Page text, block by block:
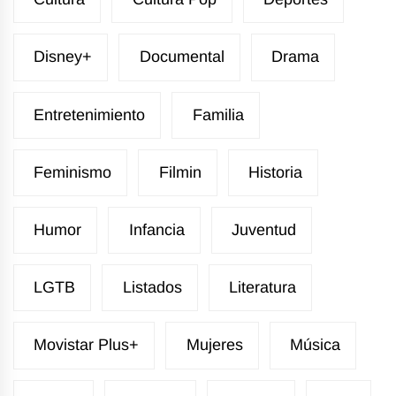
Disney+ Documental Drama
Entretenimiento Familia
Feminismo Filmin Historia
Humor Infancia Juventud
LGTB Listados Literatura
Movistar Plus+ Mujeres Música